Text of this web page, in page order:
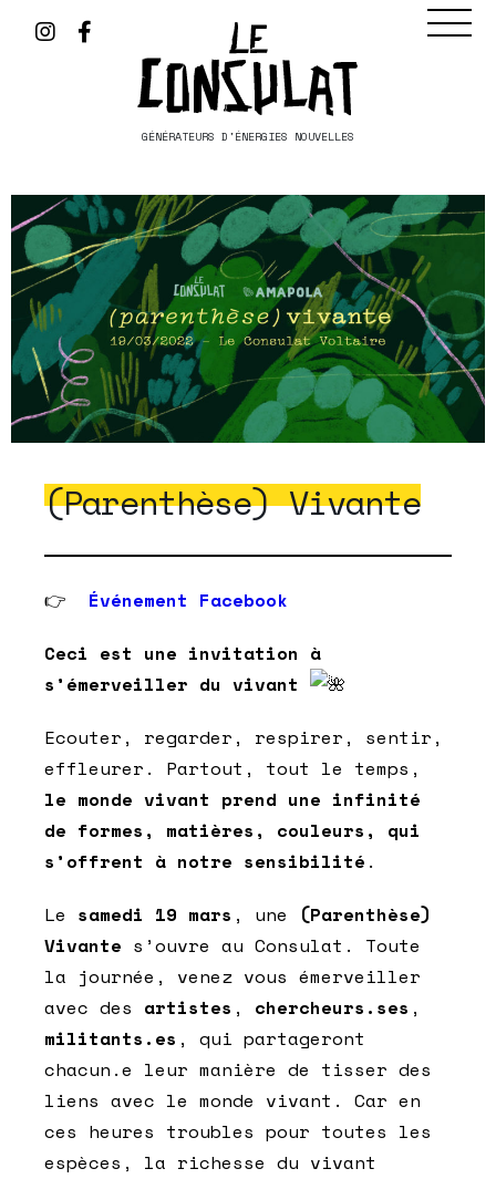
GÉNÉRATEURS D'ÉNERGIES NOUVELLES
(Parenthèse) Vivante
👉 Événement Facebook
Ceci est une invitation à
s’émerveiller du vivant
Ecouter, regarder, respirer, sentir,
effleurer. Partout, tout le temps,
le monde vivant prend une infinité
de formes, matières, couleurs, qui
s’offrent à notre sensibilité .
Le samedi 19 mars , une
(Parenthèse)
Vivante s’ouvre au Consulat. Toute
la journée, venez vous émerveiller
avec des artistes , chercheurs.ses ,
militants.es , qui partageront
chacun.e leur manière de tisser des
liens avec le monde vivant. Car en
ces heures troubles pour toutes les
espèces, la richesse du vivant